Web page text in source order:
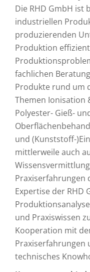
Die RHD GmbH ist
industriellen
produzierenden
Produktion
fachlichen
Produkte rund um
Themen Ionisation
Polyester- Gieß-
und (Kunststoff-
mittlerweile auch
Praxiserfahrungen
Expertise der RHD
und Praxiswissen
Kooperation mit
Praxiserfahrungen
technisches